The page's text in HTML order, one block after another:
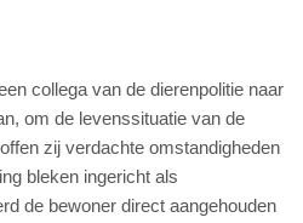
collega van de dierenpolitie naar
om de levenssituatie van de
zij verdachte omstandigheden
bleken ingericht als
de bewoner direct aangehouden